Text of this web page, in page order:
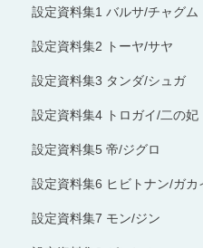
設定資料集1 バルサ/チャグム
設定資料集2 トーヤ/サヤ
設定資料集3 タンダ/シュガ
設定資料集4 トロガイ/二の妃
設定資料集5 帝/ジグロ
設定資料集6 ヒビトナン/ガカ
設定資料集7 モン/ジン